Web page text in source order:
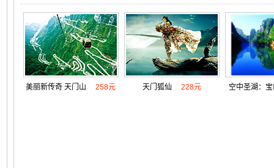
美丽新传奇 天门山 258元 天门狐仙 228元 空中圣湖：